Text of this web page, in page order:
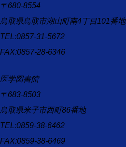
〒680-8554
鳥取県鳥取市湖山町南4丁目101番地
TEL:0857-31-5672
FAX:0857-28-6346
医学図書館
〒683-8503
鳥取県米子市西町86番地
TEL:0859-38-6462
FAX:0859-38-6469